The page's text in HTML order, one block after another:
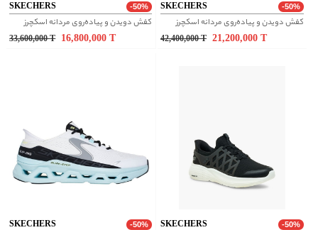
SKECHERS -50%
کفش دویدن و پیاده‌روی مردانه اسکچرز
33,600,000 T 16,800,000
SKECHERS -50%
کفش دویدن و پیاده‌روی مردانه اسکچرز
42,400,000 T 21,200,000
SKECHERS -50% SKECHERS -50%